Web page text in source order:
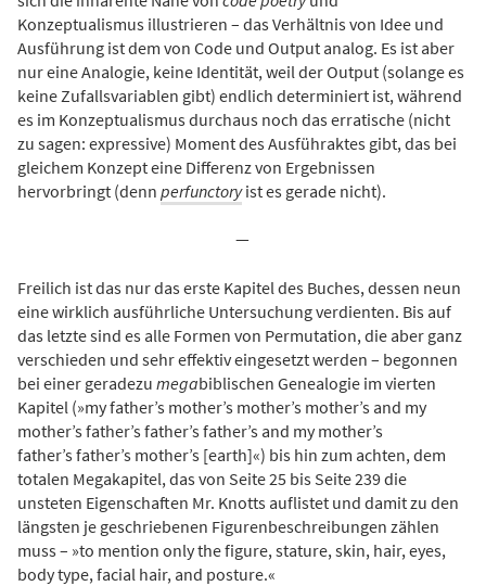
Konzeptualismus illustrieren – das Verhältnis von Idee und
Ausführung ist dem von Code und Output analog. Es ist aber
nur eine Analogie, keine Identität, weil der Output (solange es
keine Zufallsvariablen gibt) endlich determiniert ist, während
es im Konzeptualismus durchaus noch das erratische (nicht
zu sagen: expressive) Moment des Ausführaktes gibt, das bei
gleichem Konzept eine Differenz von Ergebnissen
hervorbringt (denn perfunctoryist es gerade nicht).
—
Freilich ist das nur das erste Kapitel des Buches, dessen neun
eine wirklich ausführliche Untersuchung verdienten. Bis auf
das letzte sind es alle Formen von Permutation, die aber ganz
verschieden und sehr effektiv eingesetzt werden – begonnen
bei einer geradezu megabiblischen Genealogie im vierten
Kapitel (»my father’s mother’s mother’s mother’s and my
mother’s father’s father’s father’s and my mother’s
father’s father’s mother’s [earth]«) bis hin zum achten, dem
totalen Megakapitel, das von Seite 25 bis Seite 239 die
unsteten Eigenschaften Mr. Knotts auflistet und damit zu den
längsten je geschriebenen Figurenbeschreibungen zählen
muss – »to mention only the figure, stature, skin, hair, eyes,
body type, facial hair, and posture.«